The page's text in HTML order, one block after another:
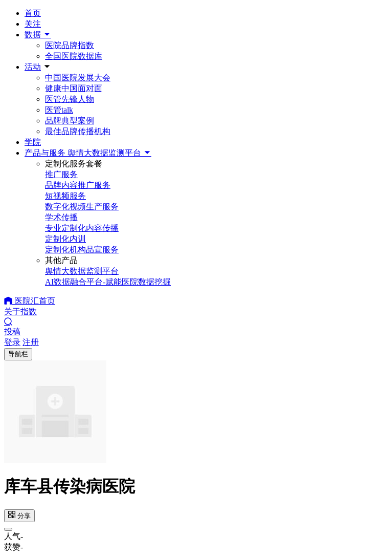
首页
关注
数据
医院品牌指数
全国医院数据库
活动
中国医院发展大会
健康中国面对面
医管先锋人物
医管talk
品牌典型案例
最佳品牌传播机构
学院
产品与服务 舆情大数据监测平台
定制化服务套餐
推广服务
品牌内容推广服务
短视频服务
数字化视频生产服务
学术传播
专业定制化内容传播
定制化内训
定制化机构品宣服务
其他产品
舆情大数据监测平台
AI数据融合平台-赋能医院数据挖掘
医院汇首页
关于指数
投稿
登录 注册
导航栏
库车县传染病医院
分享
人气-
获赞-